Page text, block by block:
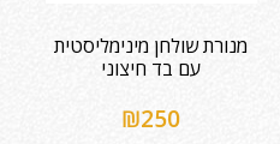
מנורת שולחן מינימליסטית
עם בד חיצוני
₪250